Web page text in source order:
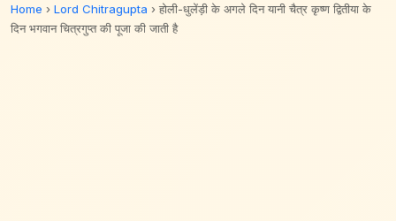
Home › Lord Chitragupta › होली-धुलेंड़ी के अगले दिन यानी चैत्र कृष्ण द्वितीया के
दिन भगवान चित्रगुप्त की पूजा की जाती है